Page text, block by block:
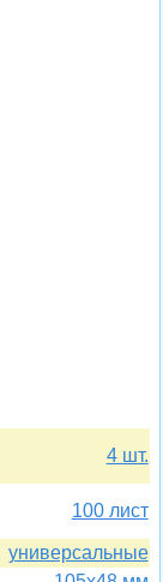
4 шт.
100 лист
универсальные